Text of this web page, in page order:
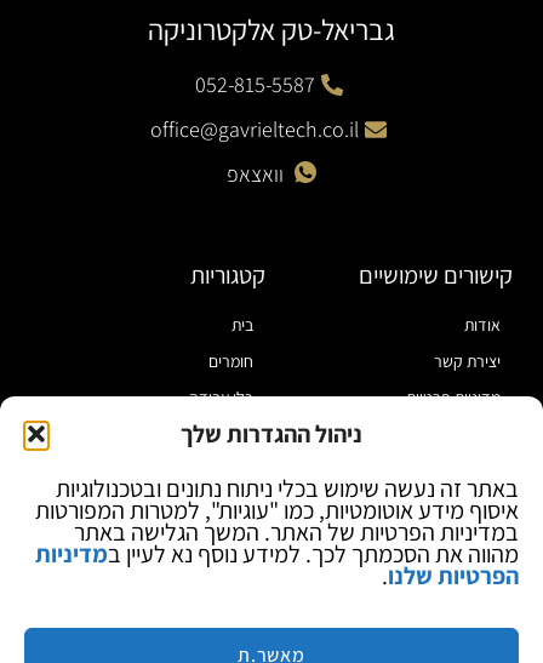
ניהול ההגדרות שלך
באתר זה נעשה שימוש בכלי ניתוח נתונים ובטכנולוגיות
איסוף מידע אוטומטיות, כמו "עוגיות", למטרות המפורטות
במדיניות הפרטיות של האתר. המשך הגלישה באתר
מהווה את הסכמתך לכך. למידע נוסף נא לעיין במדיניות
הפרטיות שלנו.
מאשר.ת
גבריאל-טק אלקטרוניקה
052-815-5587
office@gavrieltech.co.il
וואצאפ
קישורים שימושיים
אודות
יצירת קשר
מדיניות פרטיות
בלוג
קטגוריות
בית
חומרים
כלי עבודה
מוצרי הלחמה
ספקי כח ומודדים
ציוד אופטי להגדלה
מותגים